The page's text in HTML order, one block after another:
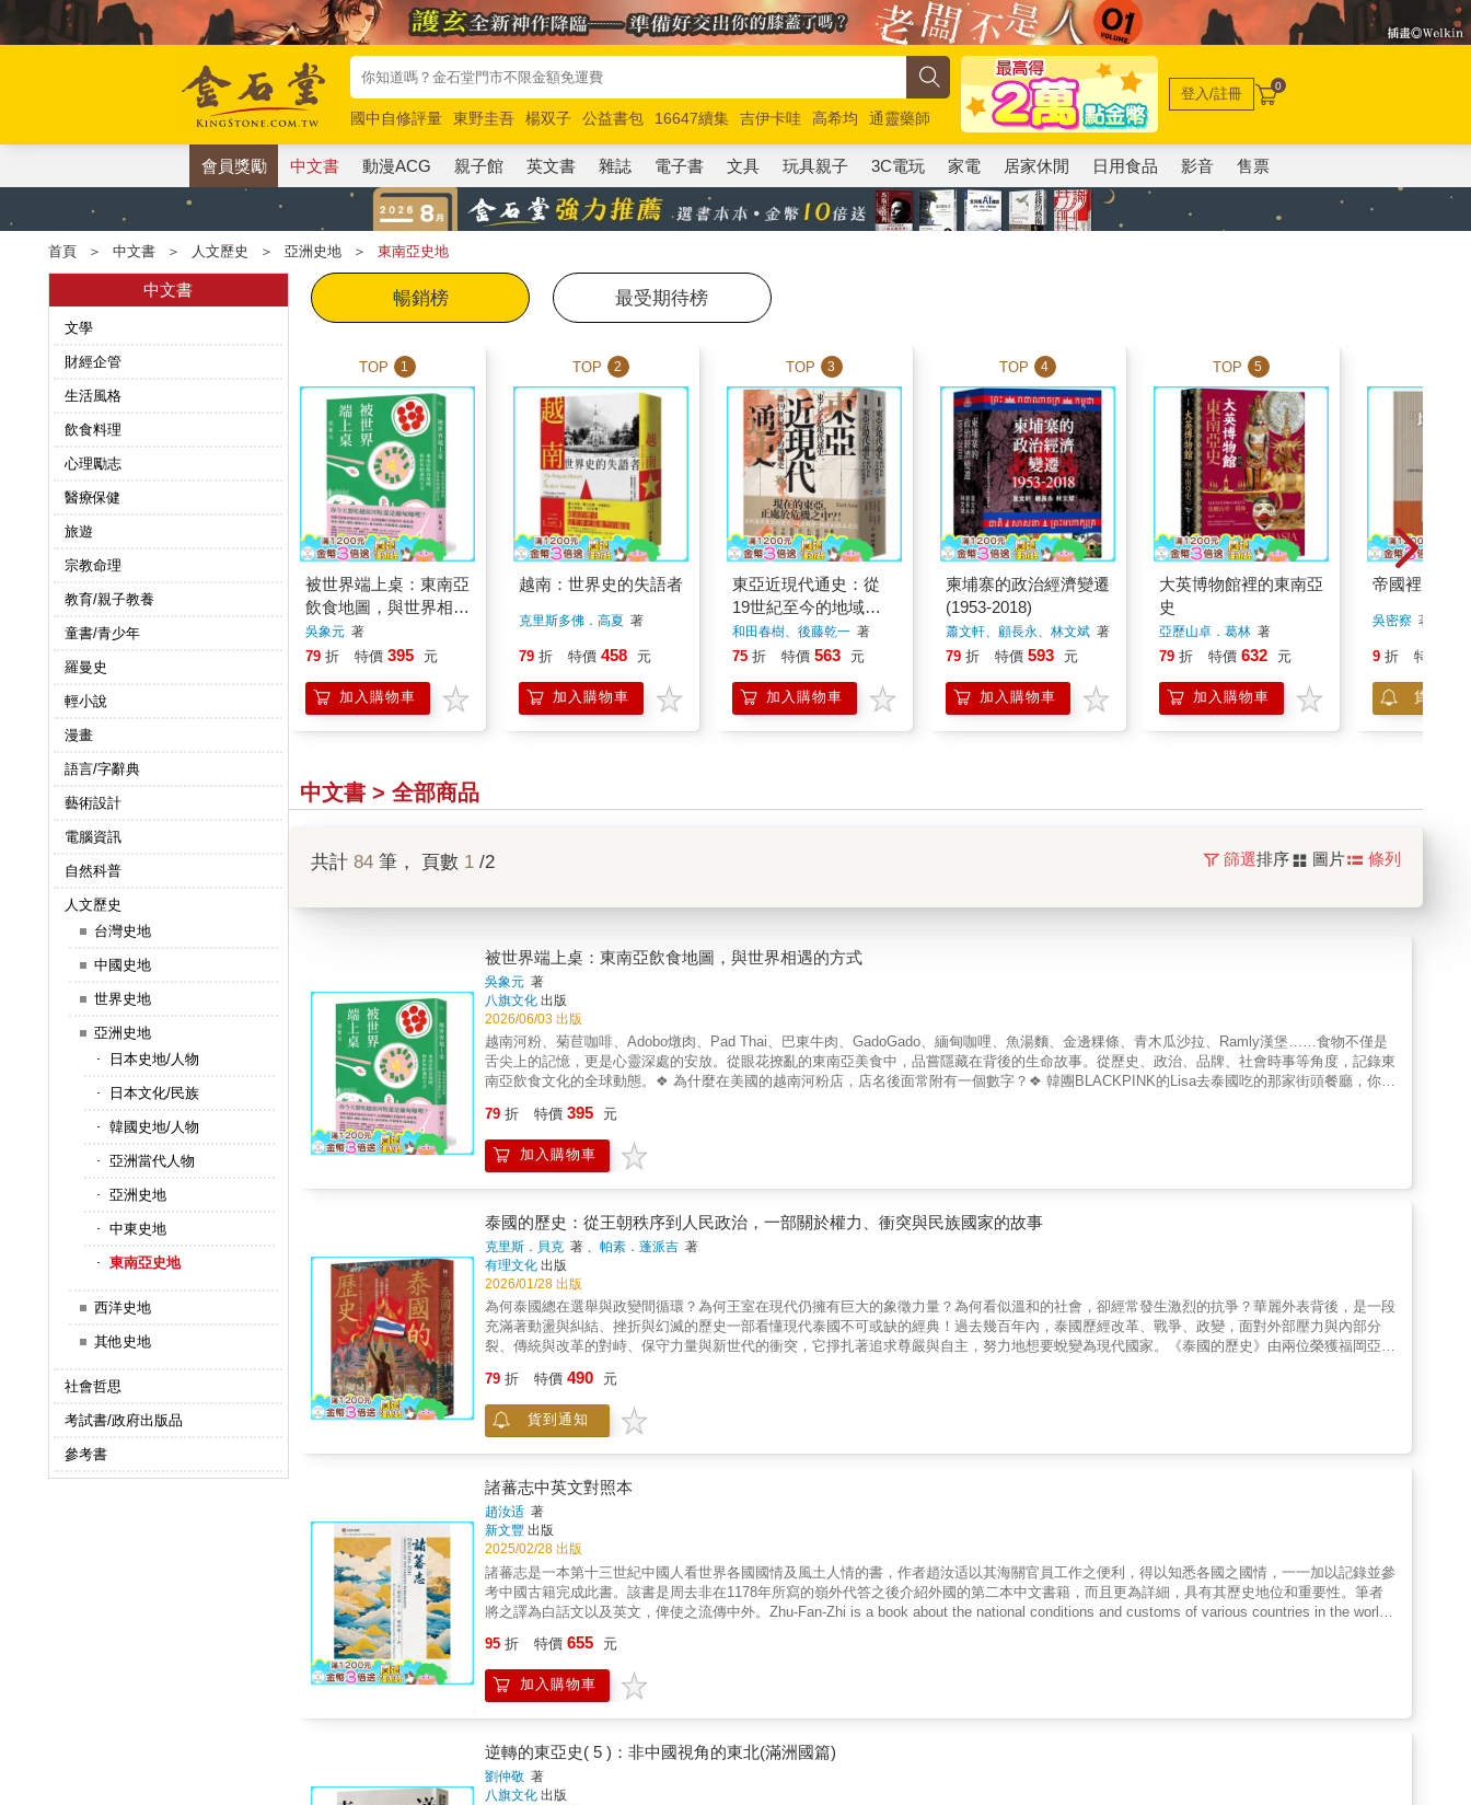
國中自修評量 東野圭吾 楊双子 公益書包 16647續集 吉伊卡哇 高希均
通靈藥師
唯紅花綻放
奧德賽 路邊攤新作 馬斯克 玩具總動員5 超慢跑
登入/註冊 0
會員獎勵 中文書 動漫ACG 親子館 英文書 雜誌 電子書 文具 玩具親子 3C電玩 家電 居家休閒 日用食品 影音 售票
首頁 ＞ 中文書 ＞ 人文歷史 ＞ 亞洲史地 ＞ 東南亞史地
中文書
文學
財經企管
生活風格
飲食料理
心理勵志
醫療保健
旅遊
宗教命理
教育/親子教養
童書/青少年
羅曼史
輕小說
漫畫
語言/字辭典
藝術設計
電腦資訊
自然科普
人文歷史
台灣史地
中國史地
世界史地
亞洲史地
日本史地/人物
日本文化/民族
韓國史地/人物
亞洲當代人物
亞洲史地
中東史地
東南亞史地
西洋史地
其他史地
社會哲思
考試書/政府出版品
參考書
暢銷榜 最受期待榜
TOP 1
被世界端上桌：東南亞
飲食地圖，與世界相遇
的方式
吳象元著
79 折 特價 395 元
加入購物車
TOP 2
越南：世界史的失語者
克里斯多佛．高夏 著
79 折 特價 458 元
加入購物車
TOP 3
東亞近現代通史：從
19世紀至今的地域史
（上、下）
和田春樹、後藤乾一著
75 折 特價 563 元
加入購物車
TOP 4
柬埔寨的政治經濟變遷
(1953-2018)
蕭文軒、顧長永、林文斌著
79 折 特價 593 元
加入購物車
TOP 5
大英博物館裡的東南亞
史
亞歷山卓．葛林著
79 折 特價 632 元
加入購物車
帝國裡的地
吳密察 著
9 折 特價
貨到通
中文書 > 全部商品
共計 84 筆， 頁數 1 /2 篩選排序 圖片 條列
被世界端上桌：東南亞飲食地圖，與世界相遇的方式
吳象元 著
八旗文化 出版
2026/06/03 出版
越南河粉、菊苣咖啡、Adobo燉肉、Pad Thai、巴東牛肉、GadoGado、緬甸咖哩、魚湯麵、金邊粿條、青木瓜沙拉、Ramly漢堡……食物不僅是
舌尖上的記憶，更是心靈深處的安放。從眼花撩亂的東南亞美食中，品嘗隱藏在背後的生命故事。從歷史、政治、品牌、社會時事等角度，記錄東
南亞飲食文化的全球動態。❖ 為什麼在美國的越南河粉店，店名後面常附有一個數字？❖ 韓團BLACKPINK的Lisa去泰國吃的那家街頭餐廳，你有
❖ 泰式奶茶大家都喝過不少，泰式燒烤火鍋的魅力有見識過嗎？一個人的思鄉是孤獨的，但一群人的思鄉若能以「共食療癒」，便是一場溫暖慶
典。 ——吳象元料理往往是地方文化最極致的體現，也微妙地蘊涵著身分認同與國族歷史在其中。菲律賓Adobo燉肉你吃過沒？這道料理本身就
源於跨文化融合；還有印尼國菜巴東牛肉、爽口沙拉GadoGado、臭豆炒飯和彩虹娘惹涼糕，承載的是許多不同族群的文化；菲律賓菜在美國雖無
的食物，對於上世紀的東南亞移民來說，不只是延續家鄉的情感記憶，更是為了能在異地安身立命，這些源於離亂的食物，甚至成為改寫他們人生
的關鍵。正是這些在全球化浪潮下，仍能憑藉自身特色在異鄉獲一席之地的食物，不斷傳誦離散者的家鄉故事，同時開發新的料理品牌，建立多元
文化的跨國連結，譜寫世界飲食文化的新一頁。台灣作者吳象元，關鍵評論網的東南亞版編輯，以同為身處異國的移民者，深刻理解「飲食」在全
球遷移時代當中的意義，不只是一個歷史與文化研究的主題，更成為最貼近生活的文化實踐。本書不僅記錄東南亞飲食文化的全球動態，更特別專
訪五位在台灣深耕東南亞飲食文化的女性：劉明芳、楊萬利、侯羽穎、李依庭、Josie，她們有的是移民者、新二代，有的是土生土長的台灣人，
她們的生命故事是東南亞飲食文化全球紀錄的重要部分，也是台灣作為移民城市的重要篇章。
79 折 特價 395 元
加入購物車
泰國的歷史：從王朝秩序到人民政治，一部關於權力、衝突與民族國家的故事
克里斯．貝克 著 、帕素．蓬派吉 著
有理文化 出版
2026/01/28 出版
為何泰國總在選舉與政變間循環？為何王室在現代仍擁有巨大的象徵力量？為何看似溫和的社會，卻經常發生激烈的抗爭？華麗外表背後，是一段
充滿著動盪與糾結、挫折與幻滅的歷史一部看懂現代泰國不可或缺的經典！過去幾百年內，泰國歷經改革、戰爭、政變，面對外部壓力與內部分
裂、傳統與改革的對峙、保守力量與新世代的衝突，它掙扎著追求尊嚴與自主，努力地想要蛻變為現代國家。《泰國的歷史》由兩位榮獲福岡亞洲
而多次修訂。翻譯為泰文後，更轟動泰國讀書界，短時間內不斷再版，成為年輕讀者與知識份子的必備讀物。本次中譯版以晚近修訂的第四版為基
底，收錄2020年後的學生運動與政治動盪，是最新、最完整的版本。書中以民族國家的概念為線索，敘述泰國如何在不同階段，奮力追求文明、
進步與發展等夢想，內容涵蓋從曼谷王朝的建立，到殖民威脅下的政治改革；從 1932 年的立憲革命，到冷戰體系下的威權與經濟；從現代民粹政
手，皆在書中一一登場。他們也從大眾文化的角度，記錄常民社會的變遷，諸如華人地位的起伏、性別關係的變化、文學藝術的發展，是一本理解
今日泰國何以如此、未來又將往何處去的必讀之作。本書特色1. 從官方神話回歸人民視角本書挑戰了傳統以王室為唯一核心的歷史敘事，轉而關
注那些被忽略的主角：從農民、移工，到現代都市中的中產階級與抗爭青年，從多元的角度，寫出「民族國家」在衝突中形成與轉化的故事。2.
經濟學家與歷史學者的跨界合作作者各自從歷史與經濟、東方與西方的角度出發，形成跨界、跨領域的分析，書中不僅談政治與權力，更深入探討
華人移民、農民、經濟發展、思想、大眾流行文化與社會價值觀的重要性。3. 與時俱進、切合時事的內容泰國局勢變化劇烈，作者亦持續修訂書
中內容。本次中譯版特別採用最新修訂的第四版作為底本，完整收錄泰國到2020年代前後的發展，讓讀者能從歷史根源，看懂當下的新聞事件。4.
理解當代泰國的必讀之作由「福岡亞洲文化獎」得主克里斯．貝克與帕素．蓬派吉合力撰寫。不同於傳統枯燥的政治史與編年史，本書以犀利、生
動且具批判性的筆觸，將泰國幾百年的複雜演變，濃縮進這部公認最具代表性的著作中。
79 折 特價 490 元
貨到通知
諸蕃志中英文對照本
趙汝适 著
新文豐 出版
2025/02/28 出版
諸蕃志是一本第十三世紀中國人看世界各國國情及風土人情的書，作者趙汝适以其海關官員工作之便利，得以知悉各國之國情，一一加以記錄並參
考中國古籍完成此書。該書是周去非在1178年所寫的嶺外代答之後介紹外國的第二本中文書籍，而且更為詳細，具有其歷史地位和重要性。筆者
將之譯為白話文以及英文，俾使之流傳中外。 Zhu-Fan-Zhi is a book about the national conditions and customs of various countries in the world
national conditions of various countries, recorded them one by one, and completed this book with reference to ancient Chinese books. This
book is the second book in Chinese to introduce foreign countries after Zhou Qufei's Lingwai Daida (On Behalf Reply Outside the Ridges) in
1178. It is more detailed and has its historical status and importance. The author translated it into vernacular and English to circulate it at home
95 折 特價 655 元
加入購物車
逆轉的東亞史( 5 )：非中國視角的東北(滿洲國篇)
劉仲敬 著
八旗文化 出版